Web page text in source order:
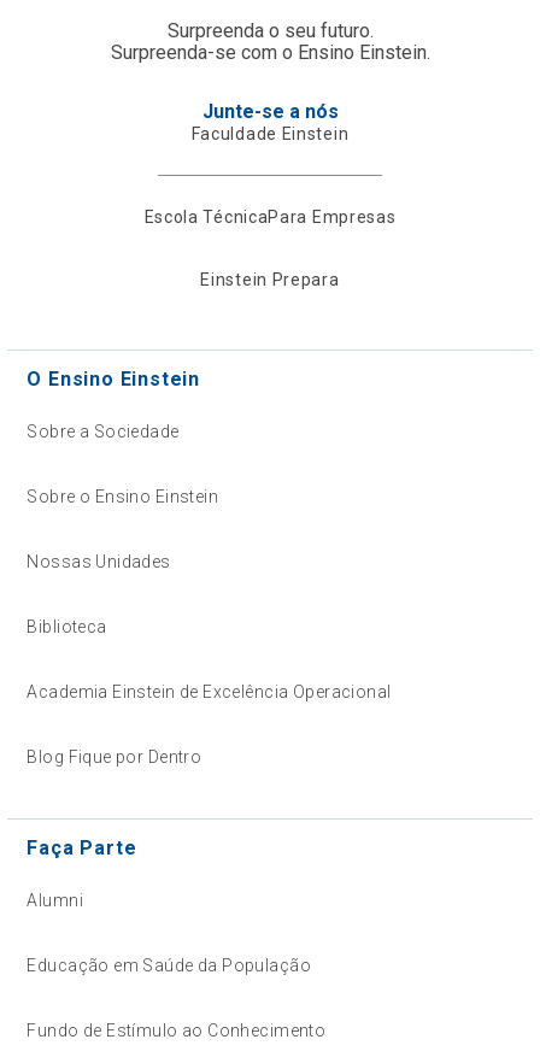
Surpreenda o seu futuro.
Surpreenda-se com o Ensino Einstein.
Junte-se a nós
Faculdade Einstein
Escola TécnicaPara Empresas
Einstein Prepara
O Ensino Einstein
Sobre a Sociedade
Sobre o Ensino Einstein
Nossas Unidades
Biblioteca
Academia Einstein de Excelência Operacional
Blog Fique por Dentro
Faça Parte
Alumni
Educação em Saúde da População
Fundo de Estímulo ao Conhecimento